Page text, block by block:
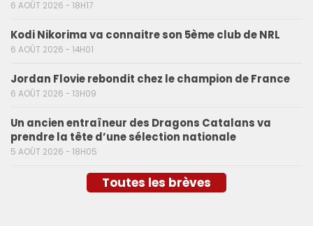
6 AOÛT 2026 - 18H17
Kodi Nikorima va connaitre son 5ème club de NRL
6 AOÛT 2026 - 14H01
Jordan Flovie rebondit chez le champion de France
6 AOÛT 2026 - 13H09
Un ancien entraîneur des Dragons Catalans va
prendre la tête d’une sélection nationale
5 AOÛT 2026 - 18H05
Toutes les brèves